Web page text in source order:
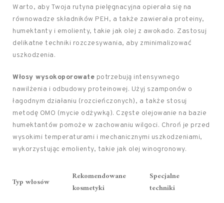
Warto, aby Twoja rutyna pielęgnacyjna opierała się na
równowadze składników PEH, a także zawierała proteiny,
humektanty i emolienty, takie jak olej z awokado. Zastosuj
delikatne techniki rozczesywania, aby zminimalizować
uszkodzenia.
Włosy wysokoporowate potrzebują intensywnego
nawilżenia i odbudowy proteinowej. Użyj szamponów o
łagodnym działaniu (rozcieńczonych), a także stosuj
metodę OMO (mycie odżywką). Częste olejowanie na bazie
humektantów pomoże w zachowaniu wilgoci. Chroń je przed
wysokimi temperaturami i mechanicznymi uszkodzeniami,
wykorzystując emolienty, takie jak olej winogronowy.
Typ włosów
Rekomendowane
kosmetyki
Specjalne
techniki